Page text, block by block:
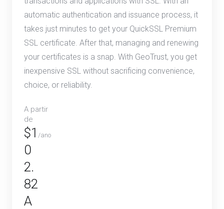
automatic authentication and issuance process, it
takes just minutes to get your QuickSSL Premium
SSL certificate. After that, managing and renewing
your certificates is a snap. With GeoTrust, you get
inexpensive SSL without sacrificing convenience,
choice, or reliability.
A partir
de
$1
0
2.
82
A
/ano